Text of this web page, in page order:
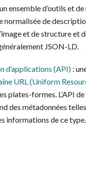
ensemble d’outils et
normalisée de
et de structure et
JSON-LD.
d’applications (API) :
URL (Uniform
plates-formes. L’API
des métadonnées
informations de ce